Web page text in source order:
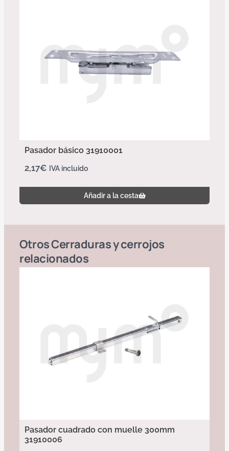
Pasador básico 31910001
2,17€ IVA incluido
Añadir a la cesta
OtrosCerraduras y cerrojos
relacionados
Pasador cuadrado con muelle 300mm
31910006